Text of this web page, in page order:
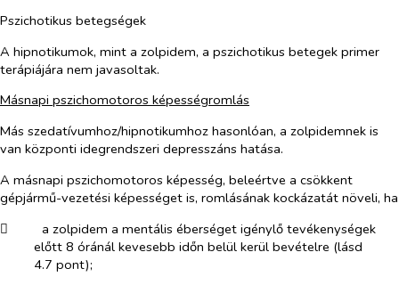
Pszichotikus betegségek
A hipnotikumok, mint a zolpidem, a pszichotikus betegek primer
terápiájára nem javasoltak.
Másnapi pszichomotoros képességromlás
Más szedatívumhoz/hipnotikumhoz hasonlóan, a zolpidemnek is
van központi idegrendszeri depresszáns hatása.
A másnapi pszichomotoros képesség, beleértve a csökkent
gépjármű-vezetési képességet is, romlásának kockázatát növeli, ha
​
a zolpidem a mentális éberséget igénylő tevékenységek
előtt 8 óránál kevesebb időn belül kerül bevételre (lásd
4.7 pont);